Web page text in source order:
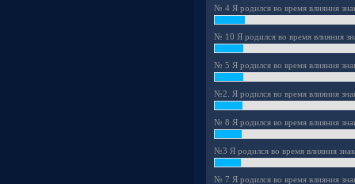
№ 4 Я родился во время влияния
№ 10 Я родился во время влияния
№ 5 Я родился во время влияния
№2. Я родился во время влияния
№ 8 Я родился во время влияния
№3 Я родился во время влияния
№ 7 Я родился во время влияния